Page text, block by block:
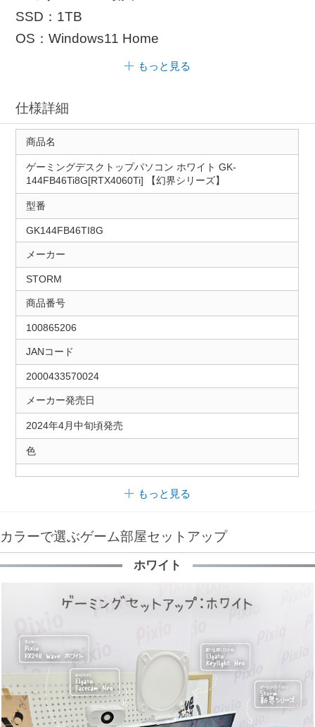
SSD：1TB
OS：Windows11 Home
もっと見る
仕様詳細
商品名
ゲーミングデスクトップパソコン ホワイト GK-
144FB46Ti8G[RTX4060Ti] 【幻界シリーズ】
型番
GK144FB46TI8G
メーカー
STORM
商品番号
100865206
JANコード
2000433570024
メーカー発売日
2024年4月中旬頃発売
色
もっと見る
カラーで選ぶゲーム部屋セットアップ
ホワイト